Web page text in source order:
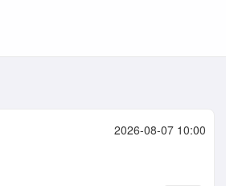
2026-08-07 10:00